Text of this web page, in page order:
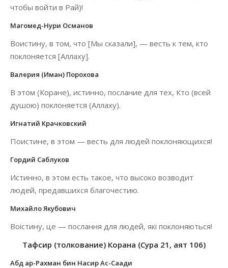
чтобы войти в Рай)!
Магомед-Нури Османов
Воистину, в том, что [Мы сказали], — весть к тем, кто
поклоняется [Аллаху].
Валерия (Иман) Порохова
В этом (Коране), истинно, послание для тех, Кто (всей
душою) поклоняется (Аллаху).
Игнатий Крачковский
Поистине, в этом — весть для людей поклоняющихся!
Гордий Саблуков
Истинно, в этом есть такое, что высоко возводит
людей, предавшихся благочестию.
Михайло Якубович
Воістину, це — послання для людей, які поклоняються!
Тафсир (толкование) Корана (Сура 21, аят 106)
Абд ар-Рахман бин Насир Ас-Саади